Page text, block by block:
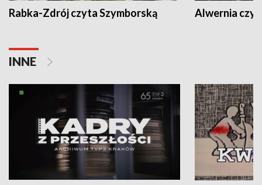
Rabka-Zdrój czyta Szymborską Alwernia
INNE